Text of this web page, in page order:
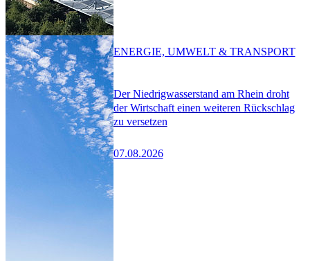
Der Niedrigwasserstand am Rhein droht
der Wirtschaft einen weiteren Rückschlag
zu versetzen
07.08.2026
ENERGIE, UMWELT & TRANSPORT